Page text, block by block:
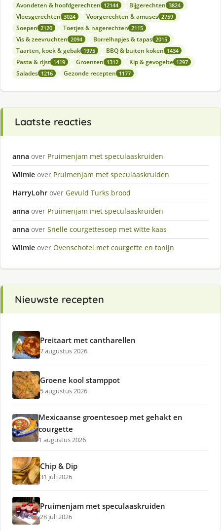
Avondeten & hoofdgerechten 12144 Bijgerechten 3824
Vleesgerechten 3024 Voorgerechten & amuses 2759
Soepen 2120 Toetjes & nagerechten 2115
Vis & zeevruchten 2094 Borrelhapjes & tapas 2015
Taarten, koek & gebak 1975 BBQ & buiten koken 1434
Pasta & rijst 1419 Groenten 1312 Kip & gevogelte 1297
Salades 1216 Gezonde recepten 1177
Laatste reacties
anna over Pruimenjam met speculaaskruiden
Wilmie over Pruimenjam met speculaaskruiden
HarryLohr over Gevuld Turks brood
anna over Pruimenjam met speculaaskruiden
anna over Snelle courgettesoep met witte kaas
Wilmie over Ovenschotel met courgette en tonijn
Nieuwste recepten
Preitaart met cantharellen
7 augustus 2026
Groene kool stamppot
5 augustus 2026
Mexicaanse groentesoep met gehakt en
courgette
1 augustus 2026
Chip & Dip
31 juli 2026
Pruimenjam met speculaaskruiden
28 juli 2026